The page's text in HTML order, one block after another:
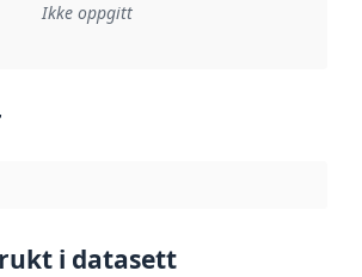
Referanse til en implementasjonsregel
Ikke oppgitt
i datasett